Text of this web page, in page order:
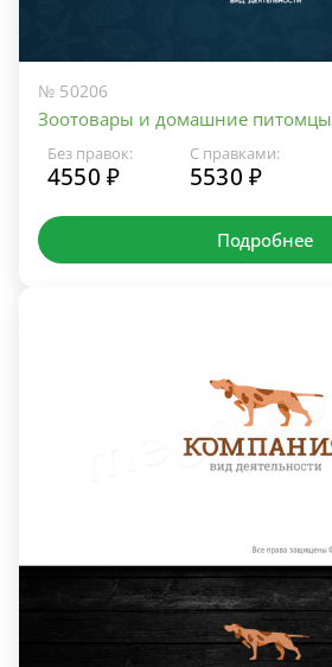
№ 50206
Зоотовары и домашние питомцы
Без правок:
4550 ₽
С правками:
5530 ₽
Подробнее